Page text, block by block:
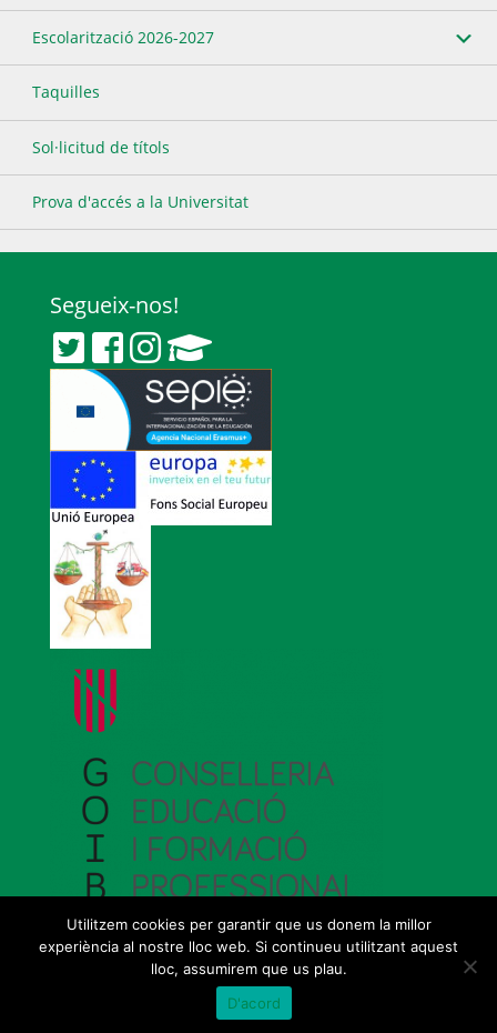
Escolarització 2026-2027
Taquilles
Sol·licitud de títols
Prova d'accés a la Universitat
Segueix-nos!
©2026 Govern de les Illes Balears |
WordPress
Utilitzem cookies per garantir que us donem la millor
experiència al nostre lloc web. Si continueu utilitzant aquest
lloc, assumirem que us plau.
D'acord